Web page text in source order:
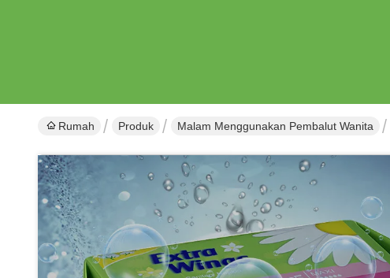
Rumah Produk Malam Menggunakan Pembalut Wanita